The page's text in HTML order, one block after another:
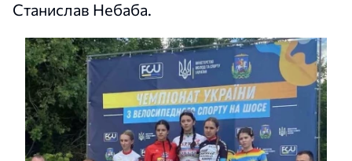
Станислав Небаба.